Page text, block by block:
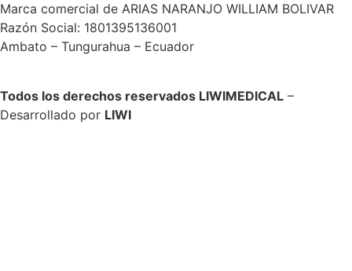
Marca comercial de ARIAS NARANJO WILLIAM BOLIVAR
Razón Social: 1801395136001
Ambato – Tungurahua – Ecuador
Todos los derechos reservados LIWIMEDICAL –
Desarrollado por LIWI